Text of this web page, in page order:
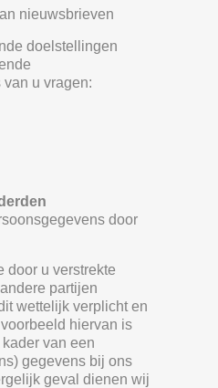
nieuwsbrieven
doelstellingen
u vragen:
door
door u verstrekte
partijen
wettelijk verplicht en
hiervan is
van een
gegevens bij ons
geval dienen wij